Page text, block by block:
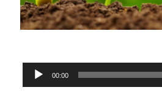
Reproductor
de
audio
00:00